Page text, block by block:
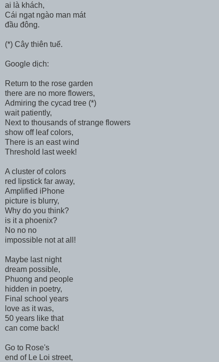
ai là khách,
Cái ngạt ngào man mát
đầu đông.
(*) Cây thiên tuế.
Google dịch:
Return to the rose garden
there are no more flowers,
Admiring the cycad tree (*)
wait patiently,
Next to thousands of strange flowers
show off leaf colors,
There is an east wind
Threshold last week!
A cluster of colors
red lipstick far away,
Amplified iPhone
picture is blurry,
Why do you think?
is it a phoenix?
No no no
impossible not at all!
Maybe last night
dream possible,
Phuong and people
hidden in poetry,
Final school years
love as it was,
50 years like that
can come back!
Go to Rose's
end of Le Loi street,